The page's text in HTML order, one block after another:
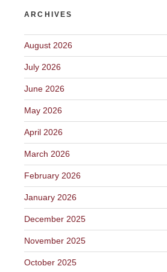
ARCHIVES
August 2026
July 2026
June 2026
May 2026
April 2026
March 2026
February 2026
January 2026
December 2025
November 2025
October 2025